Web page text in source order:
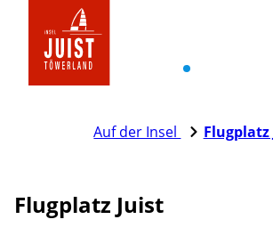
Startseite
Auf der Insel
Flugplatz
Flugplatz Juist